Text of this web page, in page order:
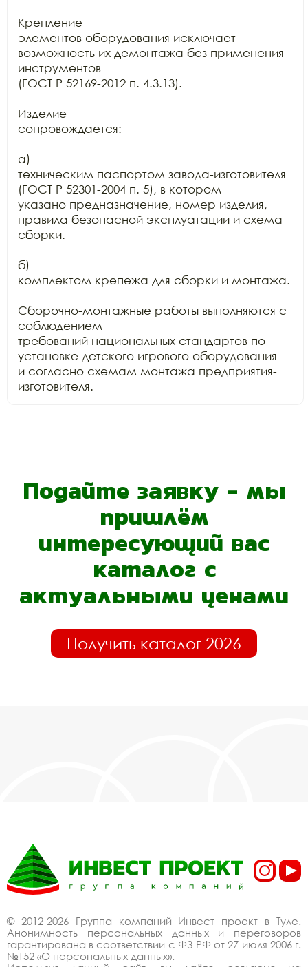
Крепление
элементов оборудования исключает
возможность их демонтажа без применения
инструментов
(ГОСТ Р 52169-2012 п. 4.3.13).
Изделие
сопровождается:
а)
техническим паспортом завода-изготовителя
(ГОСТ Р 52301-2004 п. 5), в котором
указано предназначение, номер изделия,
правила безопасной эксплуатации и схема
сборки.
б)
комплектом крепежа для сборки и монтажа.
Сборочно-монтажные работы выполняются с
соблюдением
требований национальных стандартов по
установке детского игрового оборудования
и согласно схемам монтажа предприятия-
изготовителя.
Подайте заявку - мы
пришлём
интересующий вас
каталог с
актуальными ценами
Получить каталог 2026
© 2012-2026 Группа компаний Инвест проект в Туле.
Анонимность персональных данных и переговоров
гарантирована в соответствии с ФЗ РФ от 27 июля 2006 г.
№152 «О персональных данных».